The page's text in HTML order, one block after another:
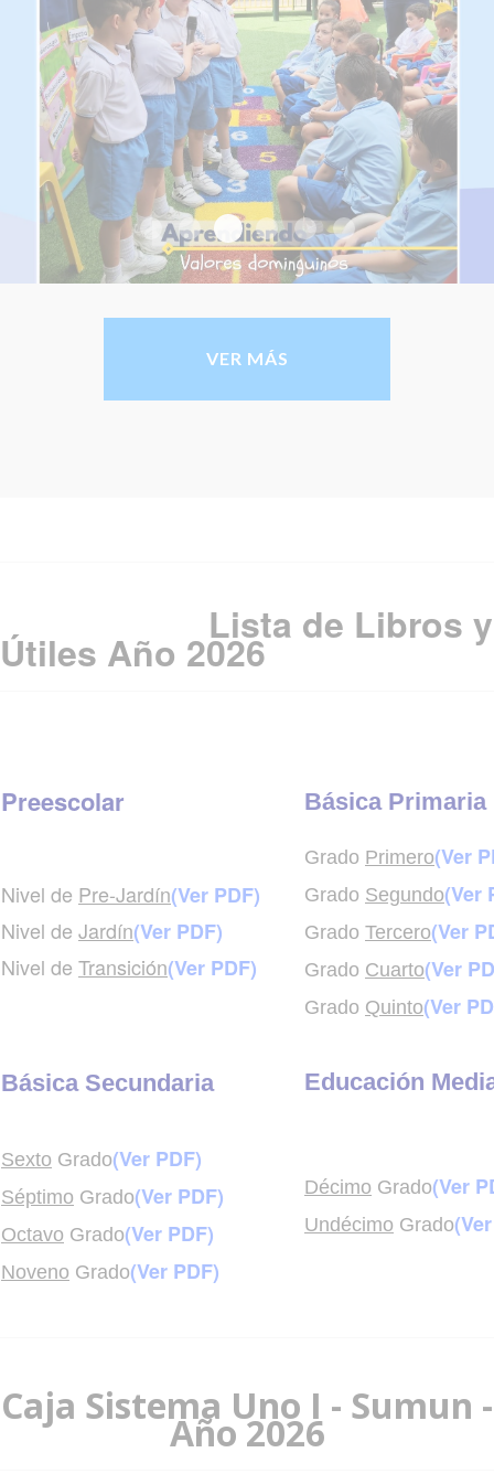
OLIMPIADAS MATEMÁTICAS 2025
Valores Dominguinos 2025-1
Valores Dominguinos
Valores Dominguinos
ValoresValores
VER MÁS
Lista de Libros y
Útiles Año 2026
Preescolar Básica Primaria
Nivel de Pre-Jardín(Ver PDF)
Nivel de Jardín(Ver PDF)
Nivel de Transición(Ver PDF)
Grado Primero(Ver
Grado Segundo(Ver
Grado Tercero(Ver
Grado Cuarto(Ver
Grado Quinto(Ver
Básica Secundaria Educación
Sexto Grado(Ver PDF)
Séptimo Grado(Ver PDF)
Octavo Grado(Ver PDF)
Noveno Grado(Ver PDF)
Décimo Grado(Ver
Undécimo Grado
Caja Sistema Uno I - Sumun -
Año 2026